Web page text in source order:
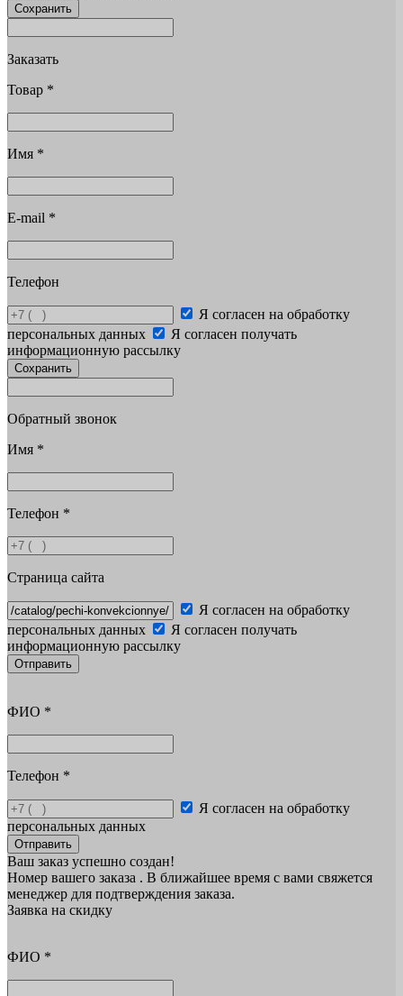
Сохранить
Заказать
Товар *
Имя *
E-mail *
Телефон
Я согласен на обработку
персональных данных
Я согласен получать
информационную рассылку
Сохранить
Обратный звонок
Имя *
Телефон *
Страница сайта
Я согласен на обработку
персональных данных
Я согласен получать
информационную рассылку
Отправить
ФИО *
Телефон *
Я согласен на обработку
персональных данных
Отправить
Ваш заказ успешно создан!
Номер вашего заказа . В ближайшее время с вами свяжется
менеджер для подтверждения заказа.
Заявка на скидку
ФИО *